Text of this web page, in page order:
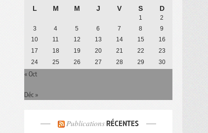
L M M J V S D
1
2
3
4 5 6 7 8
9
10
11 12 13 14 15
16
17
18 19 20 21 22
23
24
25 26 27 28 29 30
« Oct
Déc »
Publications RÉCENTES